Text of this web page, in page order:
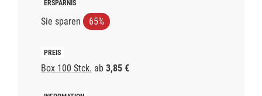
Sie sparen 65%
Box 100 Stck. ab 3,85 €